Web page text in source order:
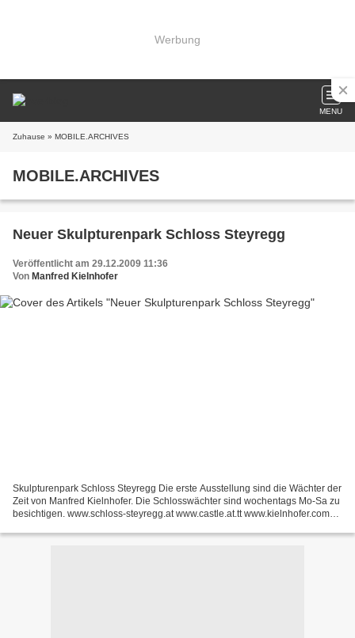
Werbung
MENU
Zuhause » MOBILE.ARCHIVES
MOBILE.ARCHIVES
Neuer Skulpturenpark Schloss Steyregg
Veröffentlicht am 29.12.2009 11:36
Von Manfred Kielnhofer
Skulpturenpark Schloss Steyregg Die erste Ausstellung sind die Wächter der
Zeit von Manfred Kielnhofer. Die Schlosswächter sind wochentags Mo-Sa zu
besichtigen. www.schloss-steyregg.at www.castle.at.tt www.kielnhofer.com